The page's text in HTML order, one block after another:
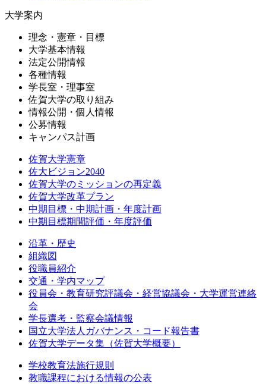
大学案内
理念・憲章・目標
大学基本情報
法定公開情報
各種情報
学長室・理事室
佐賀大学の取り組み
情報公開・個人情報
公募情報
キャンパス計画
佐賀大学憲章
佐大ビジョン2040
佐賀大学のミッションの再定義
佐賀大学改革プラン
中期目標・中期計画・年度計画
中期目標期間評価・年度評価
沿革・歴史
組織図
役職員紹介
交通・学内マップ
役員会・教育研究評議会・経営協議会・大学運営連絡
会
学長選考・監察会議情報
国立大学法人ガバナンス・コード報告書
佐賀大学データ集（佐賀大学概要）
学校教育法施行規則
教職課程における情報の公表